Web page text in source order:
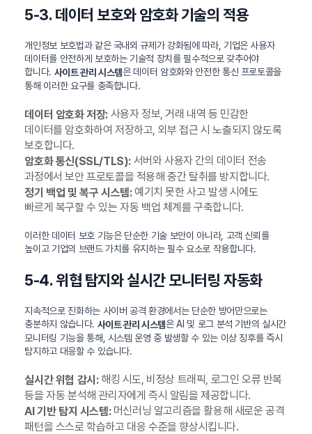
5-3. 데이터 보호와 암호화 기술의 적용
개인정보 보호법과 같은 국내외 규제가 강화됨에 따라, 기업은 사용자
데이터를 안전하게 보호하는 기술적 장치를 필수적으로 갖추어야
합니다. 사이트 관리 시스템은 데이터 암호화와 안전한 통신 프로토콜을
통해 이러한 요구를 충족합니다.
데이터 암호화 저장:사용자 정보, 거래 내역 등 민감한
데이터를 암호화하여 저장하고, 외부 접근 시 노출되지 않도록
보호합니다.
암호화 통신(SSL/TLS):서버와 사용자 간의 데이터 전송
과정에서 보안 프로토콜을 적용해 중간 탈취를 방지합니다.
정기 백업 및 복구 시스템:예기치 못한 사고 발생 시에도
빠르게 복구할 수 있는 자동 백업 체계를 구축합니다.
이러한 데이터 보호 기능은 단순한 기술 보안이 아니라, 고객 신뢰를
높이고 기업의 브랜드 가치를 유지하는 필수 요소로 작용합니다.
5-4. 위협 탐지와 실시간 모니터링 자동화
지속적으로 진화하는 사이버 공격 환경에서는 단순한 방어만으로는
충분하지 않습니다. 사이트 관리 시스템은 AI 및 로그 분석 기반의 실시간
모니터링 기능을 통해, 시스템 운영 중 발생할 수 있는 이상 징후를 즉시
탐지하고 대응할 수 있습니다.
실시간 위협 감시:해킹 시도, 비정상 트래픽, 로그인 오류 반복
등을 자동 분석해 관리자에게 즉시 알림을 제공합니다.
AI 기반 탐지 시스템:머신러닝 알고리즘을 활용해 새로운 공격
패턴을 스스로 학습하고 대응 수준을 향상시킵니다.